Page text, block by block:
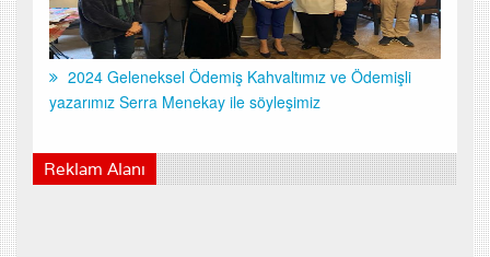
2024 Geleneksel Ödemiş Kahvaltımız ve Ödemişli
yazarımız Serra Menekay ile söyleşimiz
Reklam Alanı